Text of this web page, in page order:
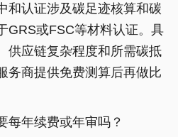
和认证涉及碳足迹核算和碳
GRS或FSC等材料认证。具
供应链复杂程度和所需碳抵
务商提供免费测算后再做比
每年续费或年审吗？